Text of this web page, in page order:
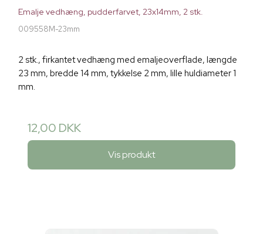
Emalje vedhæng, pudderfarvet, 23x14mm, 2 stk.
009558M-23mm
2 stk., firkantet vedhæng med emaljeoverflade, længde
23 mm, bredde 14 mm, tykkelse 2 mm, lille huldiameter 1
mm.
12,00 DKK
Vis produkt